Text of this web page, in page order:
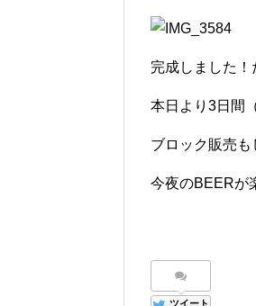
完成しました！
本日より3日間
ブロック販売も
今夜のBEERが
ツイート